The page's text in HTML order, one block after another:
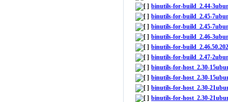
binutils-for-build_2.44-
binutils-for-build_2.45-
binutils-for-build_2.45-
binutils-for-build_2.46-
binutils-for-
binutils-for-build_2.47-
binutils-for-host_2.30-
binutils-for-host_2.30-
binutils-for-host_2.30-
binutils-for-host_2.30-